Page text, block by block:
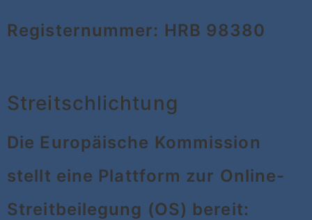
Registernummer: HRB 98380
Streitschlichtung
Die Europäische Kommission
stellt eine Plattform zur Online-
Streitbeilegung (OS) bereit: